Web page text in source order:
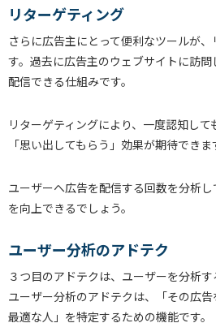
リターゲティング
さらに広告主にとって便利なツールが
す。過去に広告主のウェブサイトに訪
配信できる仕組みです。
リターゲティングにより、一度認知し
「思い出してもらう」効果が期待できま
ユーザーへ広告を配信する回数を分析
を向上できるでしょう。
ユーザー分析のアドテク
３つ目のアドテクは、ユーザーを分析す
ユーザー分析のアドテクは、「その広
最適な人」を特定するための機能です。